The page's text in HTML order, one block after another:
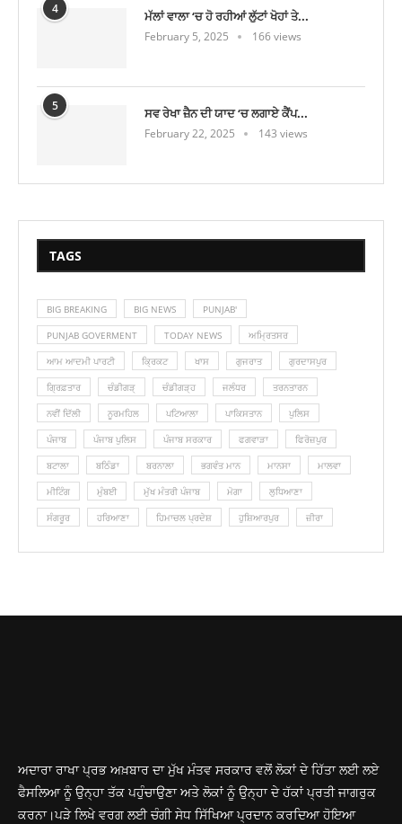
4 ਮੱਲਾਂ ਵਾਲਾ ‘ਚ ਹੋ ਰਹੀਆਂ ਲੁੱਟਾਂ ਖੋਹਾਂ ਤੇ...
February 5, 2025 166 views
5 ਸਵ ਰੇਖਾ ਜ਼ੈਨ ਦੀ ਯਾਦ ‘ਚ ਲਗਾਏ ਕੈਂਪ...
February 22, 2025 143 views
TAGS
BIG BREAKING BIG NEWS PUNJAB'
PUNJAB GOVERMENT TODAY NEWS ਅਮ੍ਰਿਤਸਰ
ਆਮ ਆਦਮੀ ਪਾਰਟੀ ਕ੍ਰਿਕਟ ਖਾਸ ਗੁਜਰਾਤ ਗੁਰਦਾਸਪੁਰ
ਗ੍ਰਿਫ਼ਤਾਰ ਚੰਡੀਗੜ੍ ਚੰਡੀਗੜ੍ਹ ਜਲੰਧਰ ਤਰਨਤਾਰਨ
ਨਵੀਂ ਦਿੱਲੀ ਨੂਰਮਹਿਲ ਪਟਿਆਲਾ ਪਾਕਿਸਤਾਨ ਪੁਲਿਸ
ਪੰਜਾਬ ਪੰਜਾਬ ਪੁਲਿਸ ਪੰਜਾਬ ਸਰਕਾਰ ਫਗਵਾੜਾ ਫਿਰੋਜ਼ਪੁਰ
ਬਟਾਲਾ ਬਠਿੰਡਾ ਬਰਨਾਲਾ ਭਗਵੰਤ ਮਾਨ ਮਾਨਸਾ ਮਾਲਵਾ
ਮੀਟਿੰਗ ਮੁੰਬਈ ਮੁੱਖ ਮੰਤਰੀ ਪੰਜਾਬ ਮੋਗਾ ਲੁ‎ਧਿਆਣਾ
ਸੰਗਰੂਰ ਹਰਿਆਣਾ ਹਿਮਾਚਲ ਪ੍ਰਦੇਸ਼ ਹੁਸ਼ਿਆਰਪੁਰ ਜ਼ੀਰਾ
ਅਦਾਰਾ ਰਾਖਾ ਪ੍ਰਭ ਅਖ਼ਬਾਰ ਦਾ ਮੁੱਖ ਮੰਤਵ ਸਰਕਾਰ ਵਲੋਂ ਲੋਕਾਂ ਦੇ ਹਿੱਤਾ ਲਈ ਲਏ
ਫੈਸਲਿਆ ਨੂੰ ਉਨ੍ਹਾ ਤੱਕ ਪਹੁੰਚਾਉਣਾ ਅਤੇ ਲੋਕਾਂ ਨੂੰ ਉਨ੍ਹਾ ਦੇ ਹੱਕਾਂ ਪ੍ਰਤੀ ਜਾਗਰੁਕ
ਕਰਨਾ।ਪੜੇ ਲਿਖੇ ਵਰਗ ਲਈ ਚੰਗੀ ਸੇਧ ਸਿੱਖਿਆ ਪ੍ਰਦਾਨ ਕਰਦਿਆ ਹੋਇਆ